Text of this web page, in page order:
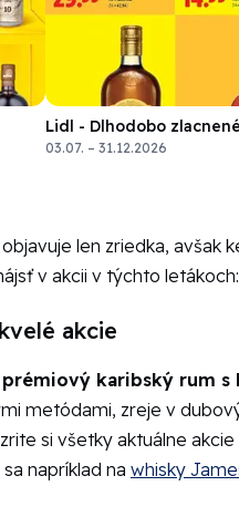
Lidl - Dlhodobo zlacnené
03.07. – 31.12.2026
len zriedka, avšak
v akcii v týchto letákoch:
akcie
prémiový karibský rum s
metódami, zreje v
si všetky aktuálne
napríklad na whisky